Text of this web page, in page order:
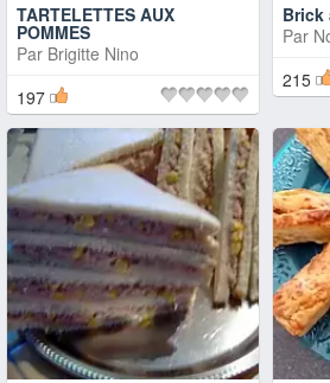
TARTELETTES AUX
POMMES
Par Brigitte Nino
197
Brick
Par
215